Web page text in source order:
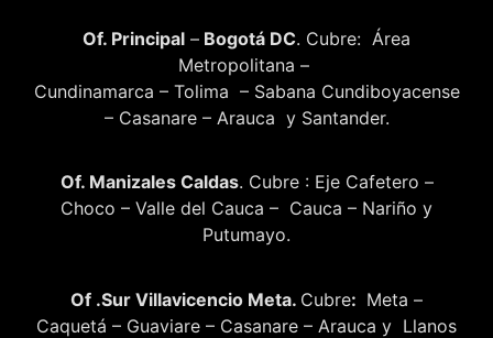
Of. Principal – Bogotá DC. Cubre: Área
Metropolitana –
Cundinamarca – Tolima – Sabana Cundiboyacense
– Casanare – Arauca y Santander.
Of. Manizales Caldas. Cubre : Eje Cafetero –
Choco – Valle del Cauca – Cauca – Nariño y
Putumayo.
Of .Sur Villavicencio Meta. Cubre: Meta –
Caquetá – Guaviare – Casanare – Arauca y Llanos